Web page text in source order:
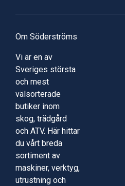
Om Söderströms
Vi är en av
Sveriges största
och mest
välsorterade
butiker inom
skog, trädgård
och ATV. Här hittar
du vårt breda
sortiment av
maskiner, verktyg,
utrustning och